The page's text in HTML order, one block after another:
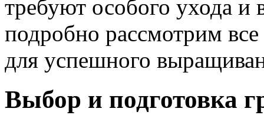
требуют особого ухода и
подробно рассмотрим
для успешного
Выбор и подготовка